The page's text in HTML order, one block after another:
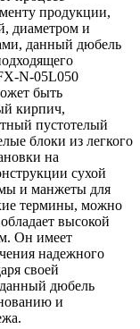
продукции,
диаметром и
данный дюбель
N-05L050
быть
кирпич,
пустотелый
блоки из легкого
на
сухой
и манжеты для
термины, можно
высокой
Он имеет
надежного
своей
дюбель
и